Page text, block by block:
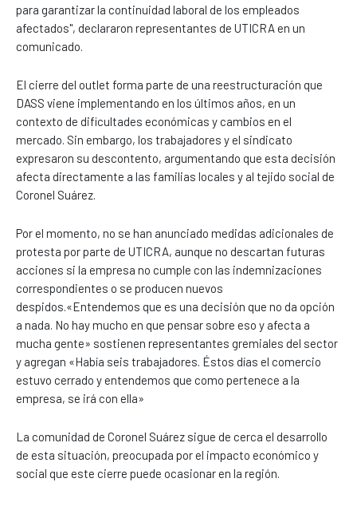
para garantizar la continuidad laboral de los empleados
afectados", declararon representantes de UTICRA en un
comunicado.
El cierre del outlet forma parte de una reestructuración que
DASS viene implementando en los últimos años, en un
contexto de dificultades económicas y cambios en el
mercado. Sin embargo, los trabajadores y el sindicato
expresaron su descontento, argumentando que esta decisión
afecta directamente a las familias locales y al tejido social de
Coronel Suárez.
Por el momento, no se han anunciado medidas adicionales de
protesta por parte de UTICRA, aunque no descartan futuras
acciones si la empresa no cumple con las indemnizaciones
correspondientes o se producen nuevos
despidos.«Entendemos que es una decisión que no da opción
a nada. No hay mucho en que pensar sobre eso y afecta a
mucha gente» sostienen representantes gremiales del sector
y agregan «Había seis trabajadores. Éstos días el comercio
estuvo cerrado y entendemos que como pertenece a la
empresa, se irá con ella»
La comunidad de Coronel Suárez sigue de cerca el desarrollo
de esta situación, preocupada por el impacto económico y
social que este cierre puede ocasionar en la región.